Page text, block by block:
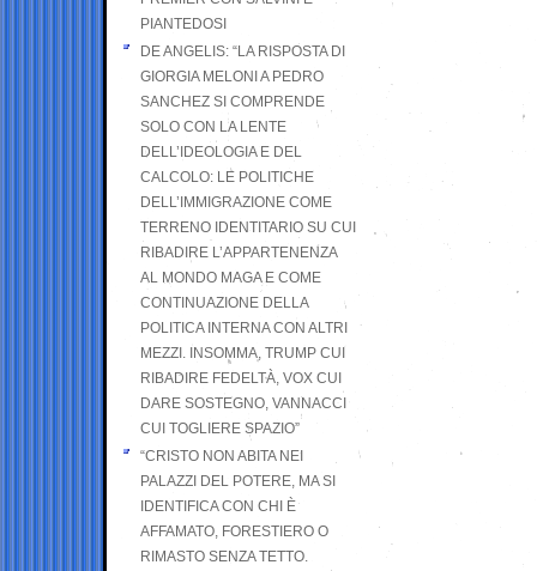
PIANTEDOSI
DE ANGELIS: “LA RISPOSTA DI
GIORGIA MELONI A PEDRO
SANCHEZ SI COMPRENDE
SOLO CON LA LENTE
DELL’IDEOLOGIA E DEL
CALCOLO: LE POLITICHE
DELL’IMMIGRAZIONE COME
TERRENO IDENTITARIO SU CUI
RIBADIRE L’APPARTENENZA
AL MONDO MAGA E COME
CONTINUAZIONE DELLA
POLITICA INTERNA CON ALTRI
MEZZI. INSOMMA, TRUMP CUI
RIBADIRE FEDELTÀ, VOX CUI
DARE SOSTEGNO, VANNACCI
CUI TOGLIERE SPAZIO”
“CRISTO NON ABITA NEI
PALAZZI DEL POTERE, MA SI
IDENTIFICA CON CHI È
AFFAMATO, FORESTIERO O
RIMASTO SENZA TETTO.